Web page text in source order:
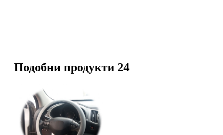
Подобни продукти 24